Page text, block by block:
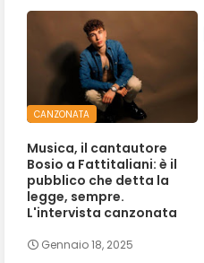
CANZONATA
Musica, il cantautore
Bosio a Fattitaliani: è il
pubblico che detta la
legge, sempre.
L'intervista canzonata
Gennaio 18, 2025